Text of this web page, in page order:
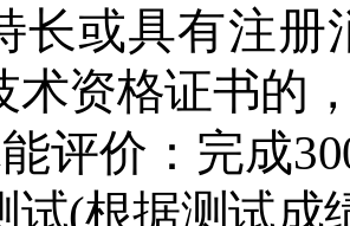
长或具有注册
术资格证书的
评价：完成
试(根据测试成